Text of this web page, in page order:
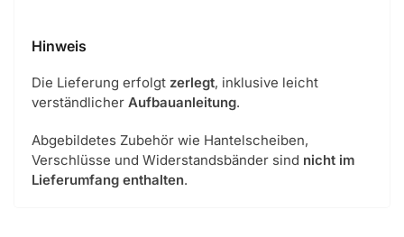
Hinweis
Die Lieferung erfolgt zerlegt, inklusive leicht
verständlicher Aufbauanleitung.
Abgebildetes Zubehör wie Hantelscheiben,
Verschlüsse und Widerstandsbänder sind nicht im
Lieferumfang enthalten.